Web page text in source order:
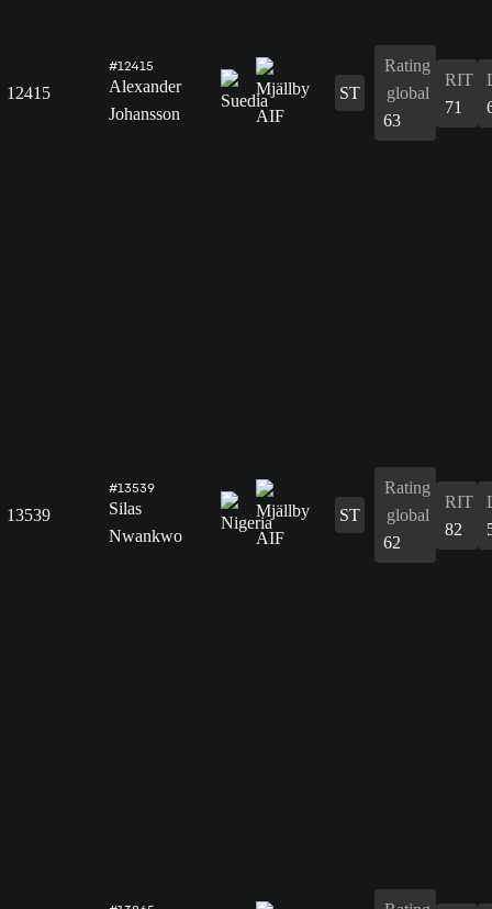
12415
#12415
Alexander
Johansson
ST
Rating
global
63
RIT
71
13539
#13539
Silas
Nwankwo
ST
Rating
global
62
RIT
82